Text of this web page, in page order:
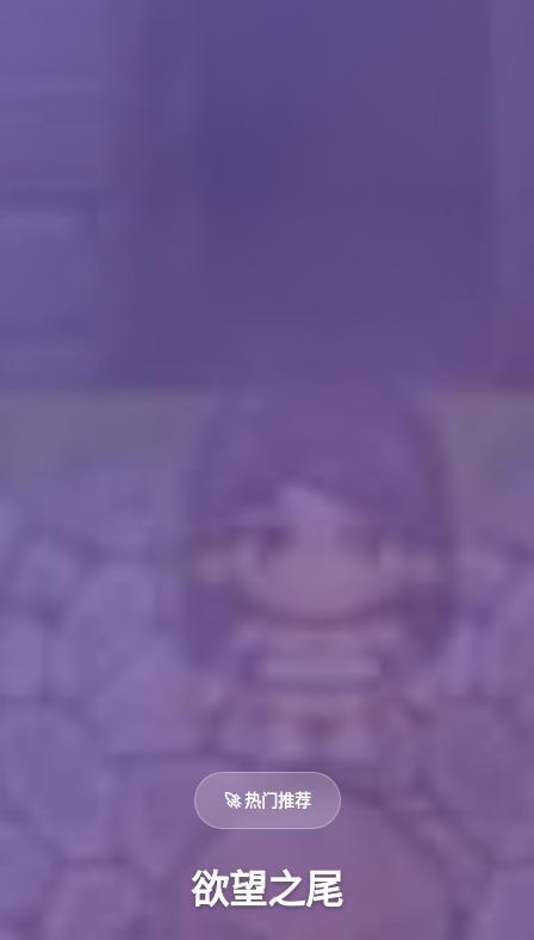
🚀 热门推荐
欲望之尾